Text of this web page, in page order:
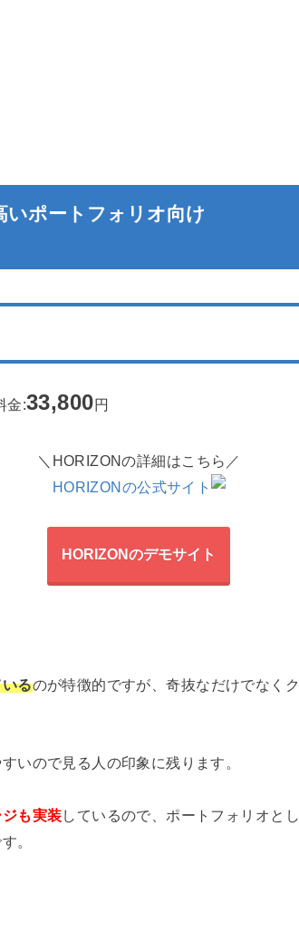
ポートフォリオ向け
金:33,800円
＼HORIZONの詳細はこちら／
HORIZONの公式サイト
HORIZONのデモサイト
るのが特徴的ですが、奇抜なだけでなくク
いので見る人の印象に残ります。
も実装しているので、ポートフォリオとし
。